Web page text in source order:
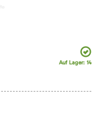
Auf Lager: 14